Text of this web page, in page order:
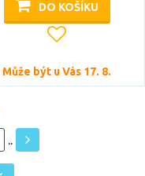
DO KOŠÍKU
Může být u Vás 17. 8.
..